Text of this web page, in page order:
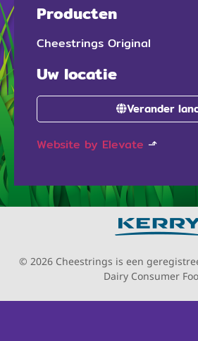
Producten
Cheestrings Original
Uw locatie
Verander
Website by Elevate ⬏
© 2026 Cheestrings is een
Dairy Consumer